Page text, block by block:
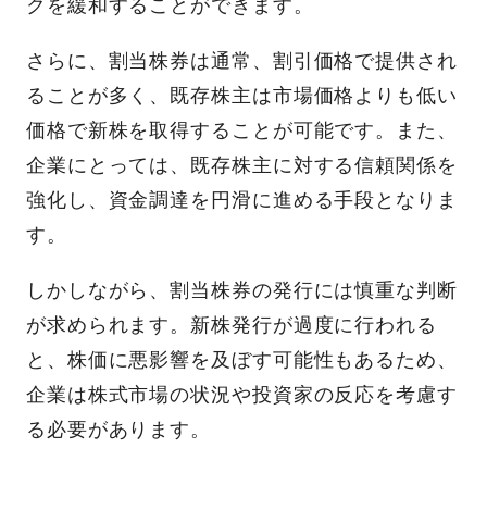
クを緩和することができます。
さらに、割当株券は通常、割引価格で提供され
ることが多く、既存株主は市場価格よりも低い
価格で新株を取得することが可能です。また、
企業にとっては、既存株主に対する信頼関係を
強化し、資金調達を円滑に進める手段となりま
す。
しかしながら、割当株券の発行には慎重な判断
が求められます。新株発行が過度に行われる
と、株価に悪影響を及ぼす可能性もあるため、
企業は株式市場の状況や投資家の反応を考慮す
る必要があります。